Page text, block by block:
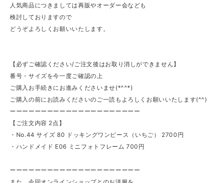
人気商品につきましては再販やオーダー会なども
検討しておりますので
どうぞよろしくお願いいたします。
【必ずご確認ください/ご注文後はお取り消しができません】
番号・サイズを今一度ご確認の上
ご購入お手続きにお進みくださいませ(*^^*)
ご購入の前にお読みくださいのご一読もよろしくお願いいたします(^^)
ーーーーーーーーーーーーーーーーーーーーー
【ご注文内容 2点】
・No.44 サイズ 80 ドッキングワンピース（いちご） 2700円
・ハンドメイド E06 ミニフォトフレーム 700円
ーーーーーーーーーーーーーーーーーーーーー